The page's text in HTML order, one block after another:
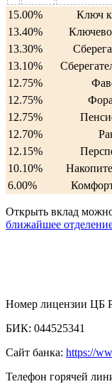
15.00%
Ключ к
13.40%
13.30%
13.10%
12.75%
12.75%
12.75%
12.70%
12.15%
10.10%
6.00%
Открыть вклад
ближайшее
Номер лицензии ЦБ
БИК: 044525341
Сайт банка: https://
Телефон горячей